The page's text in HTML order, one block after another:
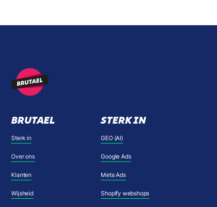
BRUTAEL
Sterk in
Over ons
Klanten
Wijsheid
STERK IN
GEO (AI)
Google Ads
Meta Ads
Shopify webshops